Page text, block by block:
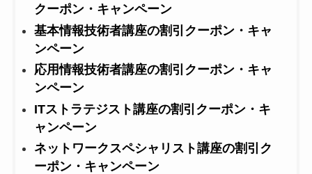
クーポン・キャンペーン
基本情報技術者講座の割引クーポン・キャ
ンペーン
応用情報技術者講座の割引クーポン・キャ
ンペーン
ITストラテジスト講座の割引クーポン・キ
ャンペーン
ネットワークスペシャリスト講座の割引ク
ーポン・キャンペーン